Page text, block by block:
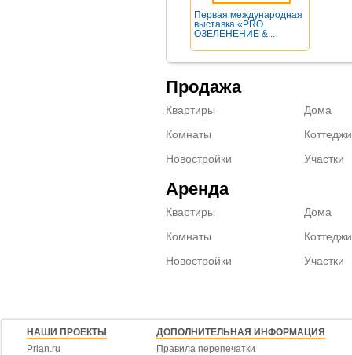
Первая международная
выставка «PRO
ОЗЕЛЕНЕНИЕ &...
Продажа
Квартиры
Комнаты
Новостройки
Дома
Коттеджи
Участки
Аренда
Квартиры
Комнаты
Новостройки
Дома
Коттеджи
Участки
НАШИ ПРОЕКТЫ
Prian.ru
ДОПОЛНИТЕЛЬНАЯ ИНФОРМАЦИЯ
Правила перепечатки